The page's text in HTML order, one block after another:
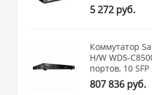
5 272 руб.
Коммутатор
H/W WDS-
портов, 10
807 836 руб.